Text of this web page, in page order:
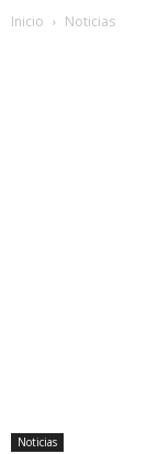
Inicio Noticias
Noticias